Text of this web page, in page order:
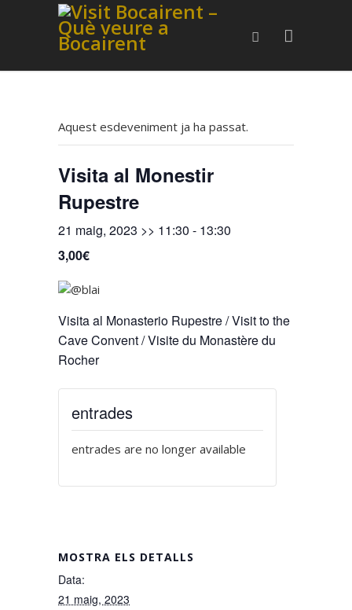
Aquest esdeveniment ja ha passat.
Visita al Monestir
Rupestre
21 maig, 2023 >> 11:30 - 13:30
3,00€
Visita al Monasterio Rupestre / Visit to the
Cave Convent / Visite du Monastère du
Rocher
MOSTRA ELS DETALLS
Data:
21 maig, 2023
entrades
entrades are no longer available